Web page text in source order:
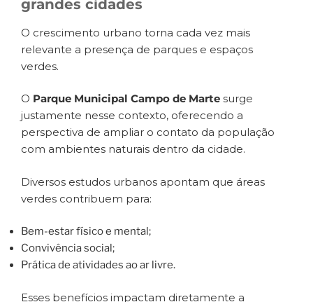
grandes cidades
O crescimento urbano torna cada vez mais
relevante a presença de parques e espaços
verdes.
O Parque Municipal Campo de Marte surge
justamente nesse contexto, oferecendo a
perspectiva de ampliar o contato da população
com ambientes naturais dentro da cidade.
Diversos estudos urbanos apontam que áreas
verdes contribuem para:
Bem-estar físico e mental;
Convivência social;
Prática de atividades ao ar livre.
Esses benefícios impactam diretamente a